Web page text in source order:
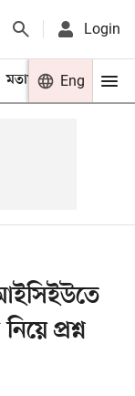
Login
মতামত খেলা
Eng
প্রশ্ন